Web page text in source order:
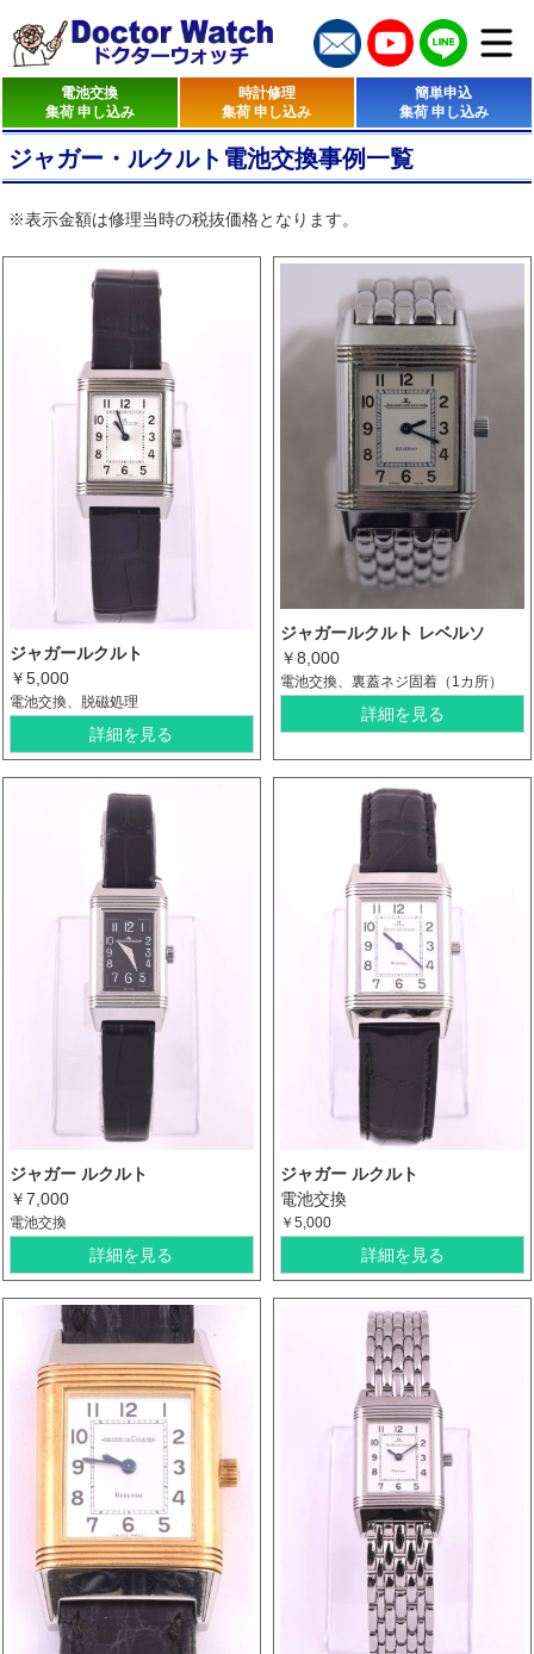
電池交換
集荷 申し込み
時計修理
集荷 申し込み
簡単申込
集荷 申し込み
ジャガー・ルクルト電池交換事例一覧
※表示金額は修理当時の税抜価格となります。
ジャガールクルト
￥5,000
電池交換、脱磁処理
詳細を見る
ジャガールクルト レベルソ
￥8,000
電池交換、裏蓋ネジ固着（1カ所）
詳細を見る
ジャガー ルクルト
￥7,000
電池交換
詳細を見る
ジャガー ルクルト
電池交換
￥5,000
詳細を見る